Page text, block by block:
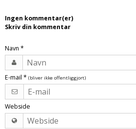
Tropisk aroma
Vanilje aroma
Mærker
DV Liquids
Fantastical
Hooligan
Emballage
Æteriske olier
Frugtflæsk
Påske
Ingen kommentar(er)
Skriv din kommentar
Navn *
E-mail * (bliver ikke offentliggjort)
Webside